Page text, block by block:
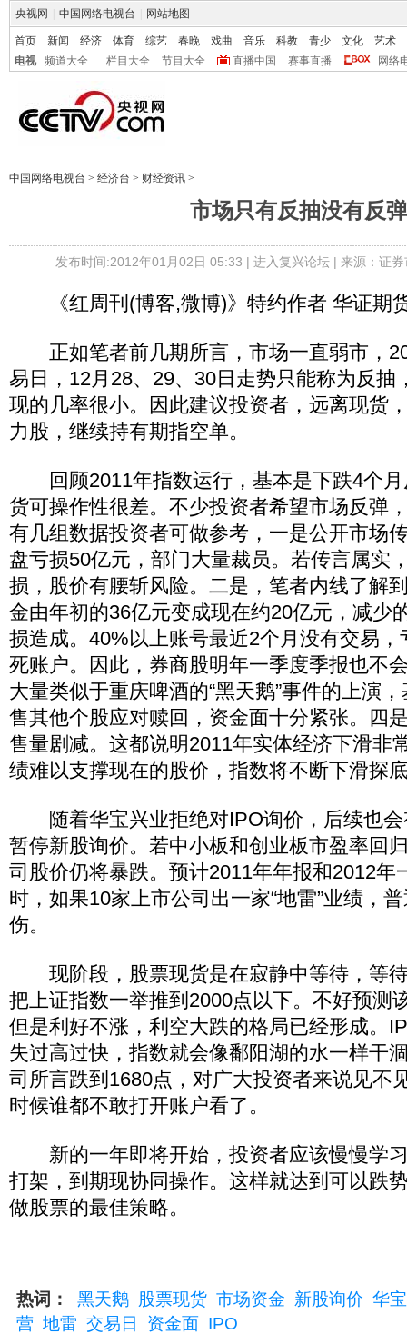
央视网 中国网络电视台 网站地图
首页 新闻 经济 体育 综艺 春晚 戏曲 音乐 科教 青少 文化
艺术
电视
频道大全 栏目大全 节目大全 直播中国 赛事直播 网络
中国网络电视台 > 经济台 > 财经资讯 >
市场只有反抽没有反弹
发布时间:2012年01月02日 05:33 | 进入复兴论坛| 来源：证
《红周刊(博客,微博)》特约作者 华证期
正如笔者前几期所言，市场一直弱市，
易日，12月28、29、30日走势只能称为反抽
现的几率很小。因此建议投资者，远离现货
力股，继续持有期指空单。
回顾2011年指数运行，基本是下跌4个月
货可操作性很差。不少投资者希望市场反弹
有几组数据投资者可做参考，一是公开市场
盘亏损50亿元，部门大量裁员。若传言属实
损，股价有腰斩风险。二是，笔者内线了解
金由年初的36亿元变成现在约20亿元，减少
损造成。40%以上账号最近2个月没有交易
死账户。因此，券商股明年一季度季报也不
大量类似于重庆啤酒的“黑天鹅”事件的上演
售其他个股应对赎回，资金面十分紧张。四
售量剧减。这都说明2011年实体经济下滑非
绩难以支撑现在的股价，指数将不断下滑探
随着华宝兴业拒绝对IPO询价，后续也会
暂停新股询价。若中小板和创业板市盈率回
司股价仍将暴跌。预计2011年年报和2012年
时，如果10家上市公司出一家“地雷”业绩，
伤。
现阶段，股票现货是在寂静中等待，等待
把上证指数一举推到2000点以下。不好预测
但是利好不涨，利空大跌的格局已经形成。
失过高过快，指数就会像鄱阳湖的水一样干
司所言跌到1680点，对广大投资者来说见不
时候谁都不敢打开账户看了。
新的一年即将开始，投资者应该慢慢学
打架，到期现协同操作。这样就达到可以跌
做股票的最佳策略。
热词： 黑天鹅 股票现货 市场资金 新股询价 华
营 地雷 交易日 资金面 IPO